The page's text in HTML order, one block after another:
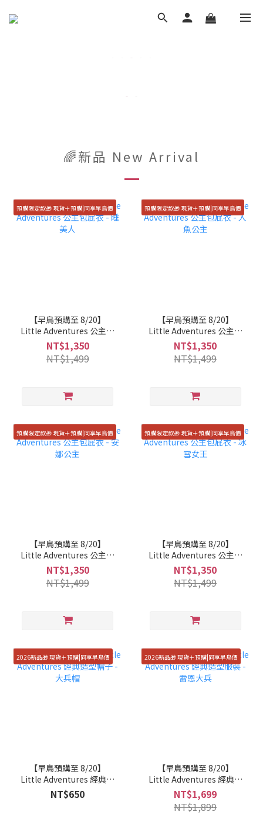
🌈新品 New Arrival
預購限定款🎁 現貨＋預購|同享早鳥價
【早鳥預購至 8/20】
Little Adventures 公主包
屁衣 - 睡美人
NT$1,350
NT$1,499
預購限定款🎁 現貨＋預購|同享早鳥價
【早鳥預購至 8/20】
Little Adventures 公主包
屁衣 - 人魚公主
NT$1,350
NT$1,499
預購限定款🎁 現貨＋預購|同享早鳥價
【早鳥預購至 8/20】
Little Adventures 公主包
屁衣 - 安娜公主
NT$1,350
NT$1,499
預購限定款🎁 現貨＋預購|同享早鳥價
【早鳥預購至 8/20】
Little Adventures 公主包
屁衣 - 冰雪女王
NT$1,350
NT$1,499
2026新品🎁 現貨＋預購|同享早鳥價
【早鳥預購至 8/20】
Little Adventures 經典造
型帽子 - 大兵帽
NT$650
2026新品🎁 現貨＋預購|同享早鳥價
【早鳥預購至 8/20】
Little Adventures 經典造
型服裝 - 雷恩大兵
NT$1,699
NT$1,899